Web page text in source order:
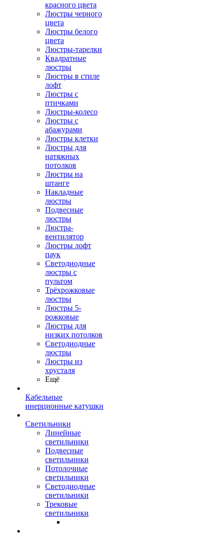
красного цвета
Люстры черного
цвета
Люстры белого
цвета
Люстры-тарелки
Квадратные
люстры
Люстры в стиле
лофт
Люстры с
птичками
Люстры-колесо
Люстры с
абажурами
Люстры клетки
Люстры для
натяжных
потолков
Люстры на
штанге
Накладные
люстры
Подвесные
люстры
Люстра-
вентилятор
Люстры лофт
паук
Светодиодные
люстры с
пультом
Трёхрожковые
люстры
Люстры 5-
рожковые
Люстры для
низких потолков
Cветодиодные
люстры
Люстры из
хрусталя
Ещё
Кабельные
инерционные катушки
Светильники
Линейные
светильники
Подвесные
светильники
Потолочные
светильники
Светодиодные
светильники
Трековые
светильники